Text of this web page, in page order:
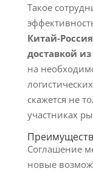
Такое
Китай-Россия
доставкой
на
скажется не
участниках
Соглашение
новые